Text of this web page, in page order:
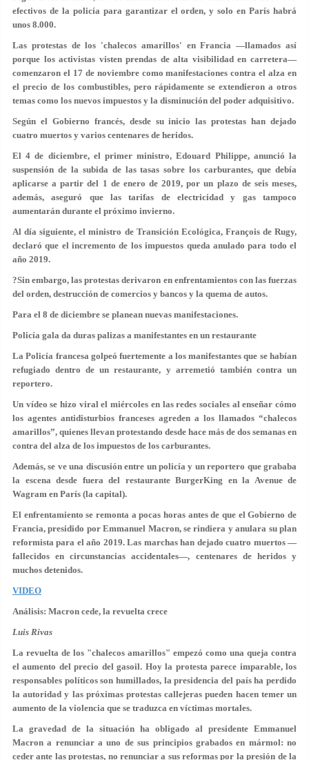
efectivos de la policía para garantizar el orden, y solo en París habrá
unos 8.000.
Las protestas de los 'chalecos amarillos' en Francia —llamados así
porque los activistas visten prendas de alta visibilidad en carretera—
comenzaron el 17 de noviembre como manifestaciones contra el alza en
el precio de los combustibles, pero rápidamente se extendieron a otros
temas como los nuevos impuestos y la disminución del poder adquisitivo.
Según el Gobierno francés, desde su inicio las protestas han dejado
cuatro muertos y varios centenares de heridos.
El 4 de diciembre, el primer ministro, Edouard Philippe, anunció la
suspensión de la subida de las tasas sobre los carburantes, que debía
aplicarse a partir del 1 de enero de 2019, por un plazo de seis meses,
además, aseguró que las tarifas de electricidad y gas tampoco
aumentarán durante el próximo invierno.
Al día siguiente, el ministro de Transición Ecológica, François de Rugy,
declaró que el incremento de los impuestos queda anulado para todo el
año 2019.
?Sin embargo, las protestas derivaron en enfrentamientos con las fuerzas
del orden, destrucción de comercios y bancos y la quema de autos.
Para el 8 de diciembre se planean nuevas manifestaciones.
Policía gala da duras palizas a manifestantes en un restaurante
La Policía francesa golpeó fuertemente a los manifestantes que se habían
refugiado dentro de un restaurante, y arremetió también contra un
reportero.
Un vídeo se hizo viral el miércoles en las redes sociales al enseñar cómo
los agentes antidisturbios franceses agreden a los llamados “chalecos
amarillos”, quienes llevan protestando desde hace más de dos semanas en
contra del alza de los impuestos de los carburantes.
Además, se ve una discusión entre un policía y un reportero que grababa
la escena desde fuera del restaurante BurgerKing en la Avenue de
Wagram en París (la capital).
El enfrentamiento se remonta a pocas horas antes de que el Gobierno de
Francia, presidido por Emmanuel Macron, se rindiera y anulara su plan
reformista para el año 2019. Las marchas han dejado cuatro muertos —
fallecidos en circunstancias accidentales—, centenares de heridos y
muchos detenidos.
VIDEO
Análisis: Macron cede, la revuelta crece
Luis Rivas
La revuelta de los "chalecos amarillos" empezó como una queja contra
el aumento del precio del gasoil. Hoy la protesta parece imparable, los
responsables políticos son humillados, la presidencia del país ha perdido
la autoridad y las próximas protestas callejeras pueden hacen temer un
aumento de la violencia que se traduzca en víctimas mortales.
La gravedad de la situación ha obligado al presidente Emmanuel
Macron a renunciar a uno de sus principios grabados en mármol: no
ceder ante las protestas, no renunciar a sus reformas por la presión de la